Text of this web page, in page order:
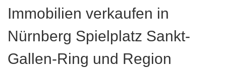
Immobilien verkaufen in
Nürnberg Spielplatz Sankt-
Gallen-Ring und Region